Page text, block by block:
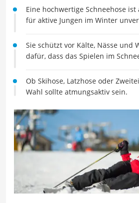
Eine hochwertige Schneehose
für aktive Jungen im Winter
Sie schützt vor Kälte, Nässe und
dafür, dass das Spielen im
Ob Skihose, Latzhose oder
Wahl sollte atmungsaktiv sein.